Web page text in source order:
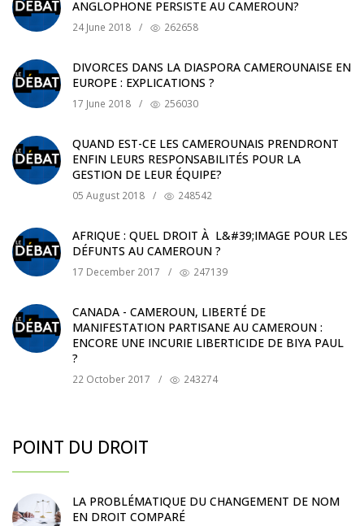
ANGLOPHONE PERSISTE AU CAMEROUN?
24 June 2018 / 262658
DIVORCES DANS LA DIASPORA CAMEROUNAISE EN
EUROPE : EXPLICATIONS ?
17 June 2018 / 256030
QUAND EST-CE LES CAMEROUNAIS PRENDRONT
ENFIN LEURS RESPONSABILITÉS POUR LA
GESTION DE LEUR ÉQUIPE?
05 August 2018 / 248542
AFRIQUE : QUEL DROIT À L&#39;IMAGE POUR LES
DÉFUNTS AU CAMEROUN ?
17 December 2017 / 247139
CANADA - CAMEROUN, LIBERTÉ DE
MANIFESTATION PARTISANE AU CAMEROUN :
ENCORE UNE INCURIE LIBERTICIDE DE BIYA PAUL
?
22 October 2017 / 243274
POINT DU DROIT
LA PROBLÉMATIQUE DU CHANGEMENT DE NOM
EN DROIT COMPARÉ